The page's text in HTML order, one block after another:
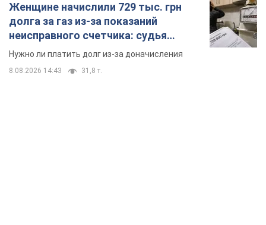
Женщине начислили 729 тыс. грн
долга за газ из-за показаний
неисправного счетчика: судья
вынес неожиданное решение
Нужно ли платить долг из-за доначисления
8.08.2026 14:43 31,8 т.